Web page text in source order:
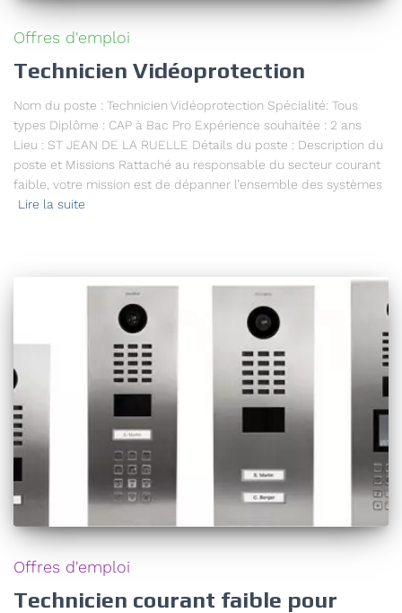
Offres d'emploi
Technicien Vidéoprotection
Nom du poste : Technicien Vidéoprotection Spécialité: Tous
types Diplôme : CAP à Bac Pro Expérience souhaitée : 2 ans
Lieu : ST JEAN DE LA RUELLE Détails du poste : Description du
poste et Missions Rattaché au responsable du secteur courant
faible, votre mission est de dépanner l’ensemble des systèmes
Lire la suite
Offres d'emploi
Technicien courant faible pour